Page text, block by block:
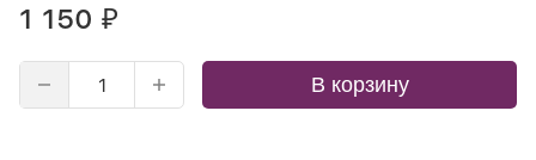
1 150 ₽
В корзину